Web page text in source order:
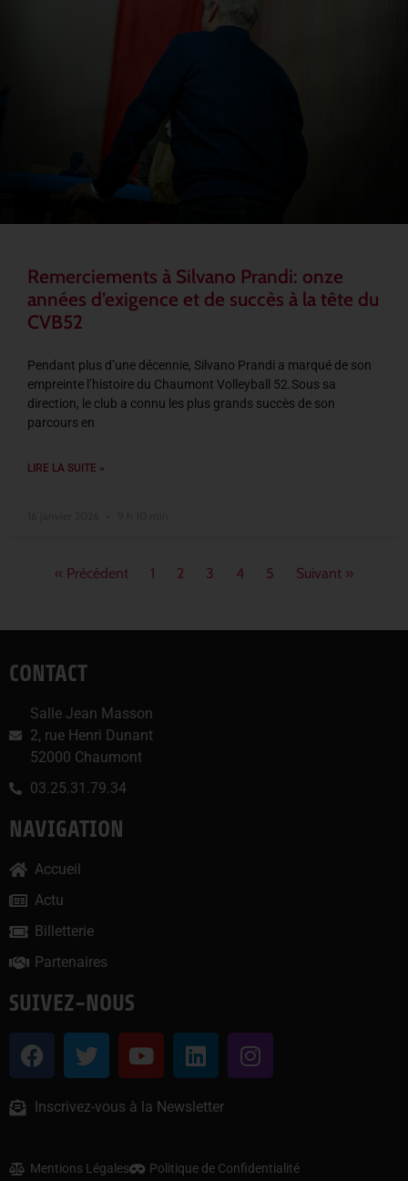
Remerciements à Silvano Prandi: onze
années d’exigence et de succès à la tête du
CVB52
Pendant plus d’une décennie, Silvano Prandi a marqué de son
empreinte l’histoire du Chaumont Volleyball 52.Sous sa
direction, le club a connu les plus grands succès de son
parcours en
LIRE LA SUITE »
« Précédent 1 2 3 4 5 Suivant »
CONTACT
Salle Jean Masson
2, rue Henri Dunant
52000 Chaumont
03.25.31.79.34
NAVIGATION
Accueil
Actu
Billetterie
Partenaires
SUIVEZ-NOUS
Inscrivez-vous à la Newsletter
Mentions Légales
Politique de Confidentialité